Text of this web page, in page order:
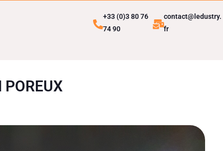
+33 (0)3 80 76
74 90
contact@ledustry.
fr
POREUX